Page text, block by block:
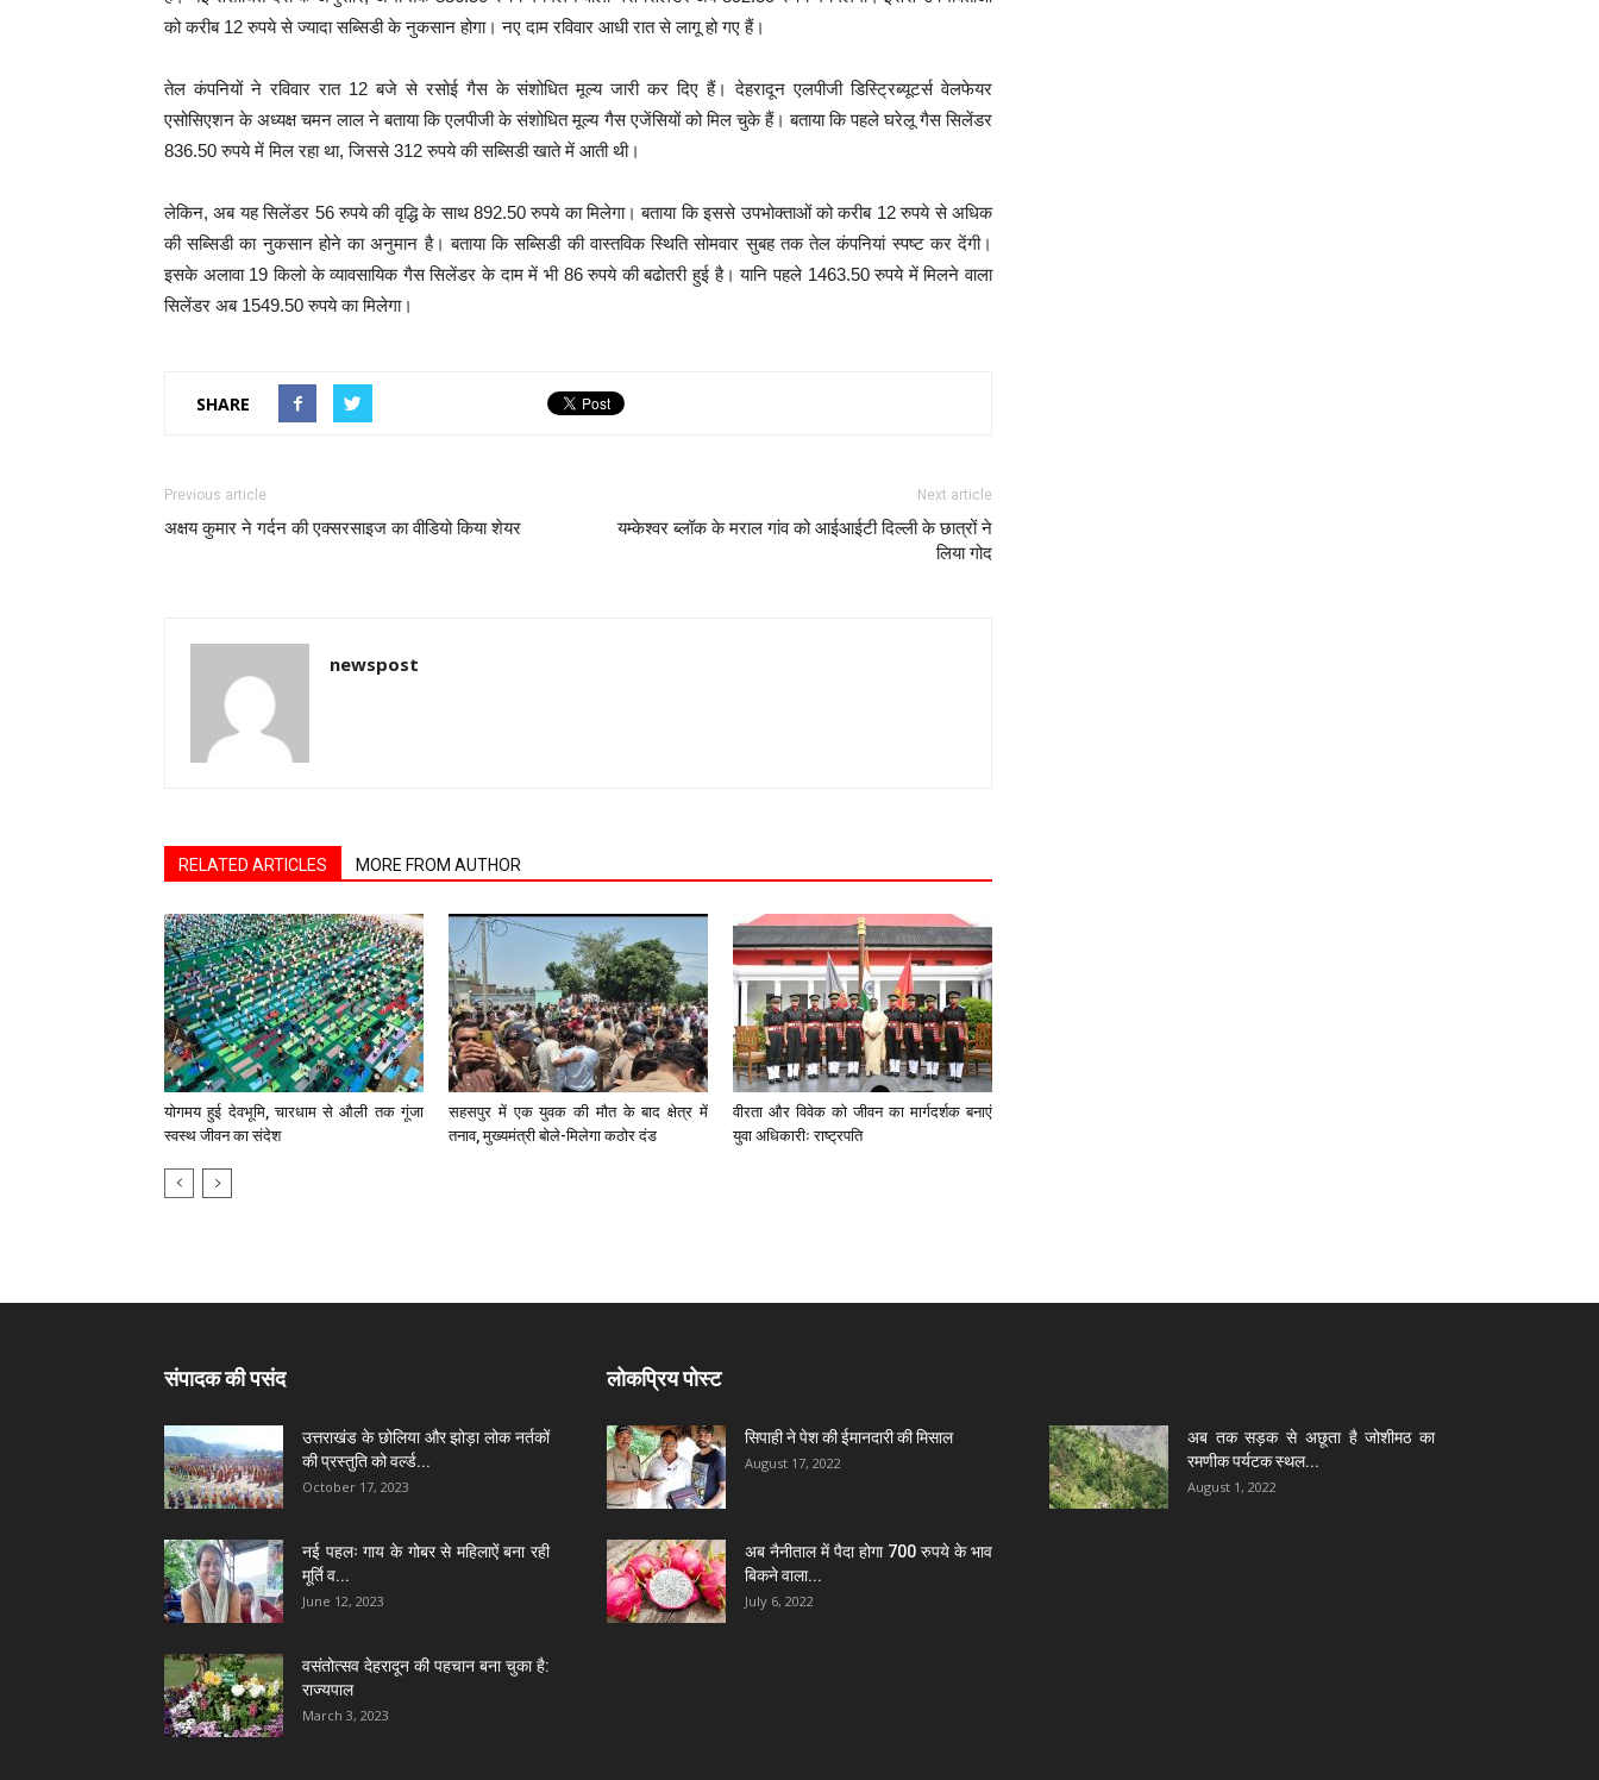
को करीब 12 रुपये से ज्यादा सब्सिडी के नुकसान होगा। नए दाम रविवार आधी रात से लागू हो गए हैं।
तेल कंपनियों ने रविवार रात 12 बजे से रसोई गैस के संशोधित मूल्य जारी कर दिए हैं। देहरादून एलपीजी डिस्ट्रिब्यूटर्स वेलफेयर
एसोसिएशन के अध्यक्ष चमन लाल ने बताया कि एलपीजी के संशोधित मूल्य गैस एजेंसियों को मिल चुके हैं। बताया कि पहले घरेलू गैस सिलेंडर
836.50 रुपये में मिल रहा था, जिससे 312 रुपये की सब्सिडी खाते में आती थी।
लेकिन, अब यह सिलेंडर 56 रुपये की वृद्धि के साथ 892.50 रुपये का मिलेगा। बताया कि इससे उपभोक्ताओं को करीब 12 रुपये से अधिक
की सब्सिडी का नुकसान होने का अनुमान है। बताया कि सब्सिडी की वास्तविक स्थिति सोमवार सुबह तक तेल कंपनियां स्पष्ट कर देंगी।
इसके अलावा 19 किलो के व्यावसायिक गैस सिलेंडर के दाम में भी 86 रुपये की बढोतरी हुई है। यानि पहले 1463.50 रुपये में मिलने वाला
सिलेंडर अब 1549.50 रुपये का मिलेगा।
SHARE
Previous article
अक्षय कुमार ने गर्दन की एक्सरसाइज का वीडियो किया शेयर
Next article
यम्केश्वर ब्लॉक के मराल गांव को आईआईटी दिल्ली के छात्रों ने
लिया गोद
newspost
RELATED ARTICLES MORE FROM AUTHOR
योगमय हुई देवभूमि, चारधाम से औली तक गूंजा
स्वस्थ जीवन का संदेश
सहसपुर में एक युवक की मौत के बाद क्षेत्र में
तनाव, मुख्यमंत्री बोले-मिलेगा कठोर दंड
वीरता और विवेक को जीवन का मार्गदर्शक बनाएं
युवा अधिकारीः राष्ट्रपति
संपादक की पसंद
उत्तराखंड के छोलिया और झोड़ा लोक नर्तकों
की प्रस्तुति को वर्ल्ड...
October 17, 2023
नई पहलः गाय के गोबर से महिलाऐं बना रही
मूर्ति व...
June 12, 2023
वसंतोत्सव देहरादून की पहचान बना चुका है:
राज्यपाल
March 3, 2023
लोकप्रिय पोस्ट
सिपाही ने पेश की ईमानदारी की मिसाल
August 17, 2022
अब तक सड़क से अछूता है जोशीमठ का
रमणीक पर्यटक स्थल...
August 1, 2022
अब नैनीताल में पैदा होगा 700 रुपये के भाव
बिकने वाला...
July 6, 2022